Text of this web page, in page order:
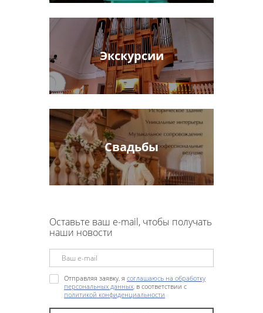
Экскурсии
Свадьбы
Оставьте ваш e-mail, чтобы получать
наши новости
Отправляя заявку, я соглашаюсь на обработку
персональных данных, в соответствии с
политикой конфиденциальности